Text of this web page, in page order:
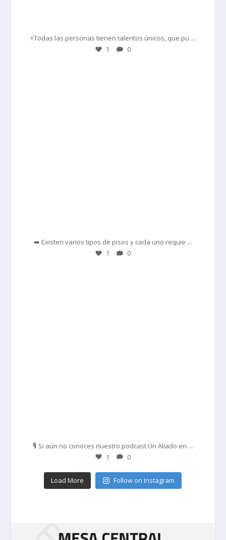
⚡Todas las personas tienen talentos únicos, que pu ...
1 0
➡️ Existen varios tipos de pisos y cada uno requie ...
1 0
🎙️ Si aún no conoces nuestro podcast Un Aliado en ...
1 0
Load More Follow on Instagram